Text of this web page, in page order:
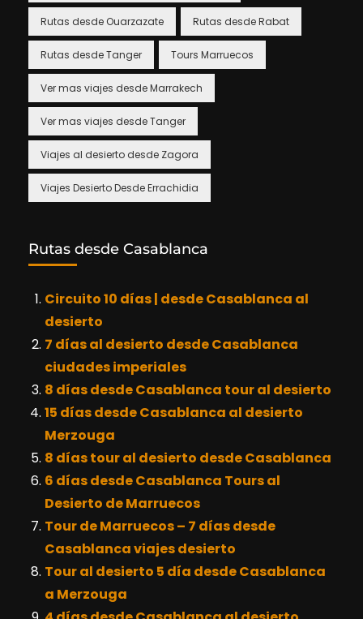
Rutas desde Ouarzazate Rutas desde Rabat
Rutas desde Tanger Tours Marruecos
Ver mas viajes desde Marrakech
Ver mas viajes desde Tanger
Viajes al desierto desde Zagora
Viajes Desierto Desde Errachidia
Rutas desde Casablanca
Circuito 10 días | desde Casablanca al
desierto
7 días al desierto desde Casablanca
ciudades imperiales
8 días desde Casablanca tour al desierto
15 días desde Casablanca al desierto
Merzouga
8 días tour al desierto desde Casablanca
6 días desde Casablanca Tours al
Desierto de Marruecos
Tour de Marruecos – 7 días desde
Casablanca viajes desierto
Tour al desierto 5 día desde Casablanca
a Merzouga